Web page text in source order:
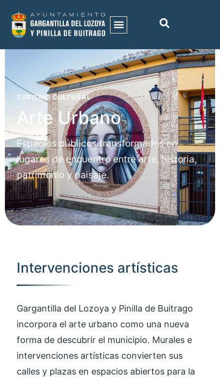
TURISMO CULTURAL
Arte Urbano
Espacios públicos transformados en
lugares de encuentro entre arte, historia,
patrimonio y paisaje.
Intervenciones artísticas
Gargantilla del Lozoya y Pinilla de Buitrago
incorpora el arte urbano como una nueva
forma de descubrir el municipio. Murales e
intervenciones artísticas convierten sus
calles y plazas en espacios abiertos para la